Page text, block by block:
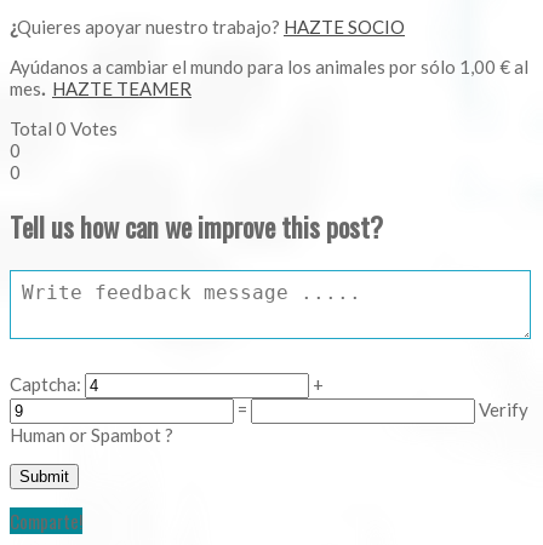
¿Quieres apoyar nuestro trabajo? HAZTE SOCIO
Ayúdanos a cambiar el mundo para los animales por sólo 1,00 € al
mes. HAZTE TEAMER
Total 0 Votes
0
0
Tell us how can we improve this post?
Captcha:
+
=
Verify
Human or Spambot ?
Comparte!